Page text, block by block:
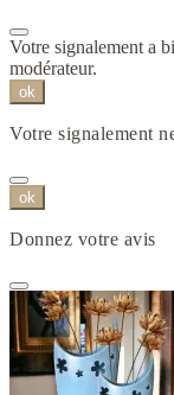
Votre signalement a
modérateur.
ok
Votre signalement
ok
Donnez votre avis